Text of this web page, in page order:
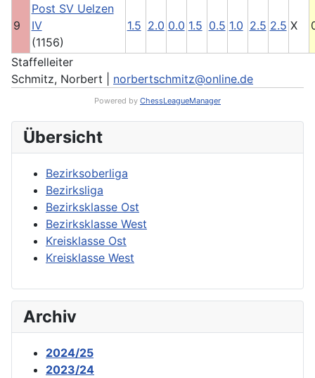
Übersicht
Bezirksoberliga
Bezirksliga
Bezirksklasse Ost
Bezirksklasse West
Kreisklasse Ost
Kreisklasse West
Archiv
2024/25
2023/24
9
Post SV Uelzen
IV
(1156)
1.5 2.0 0.0 1.5 0.5 1.0 2.5 2.5 X
Staffelleiter
Schmitz, Norbert | norbertschmitz@online.de
Powered by ChessLeagueManager